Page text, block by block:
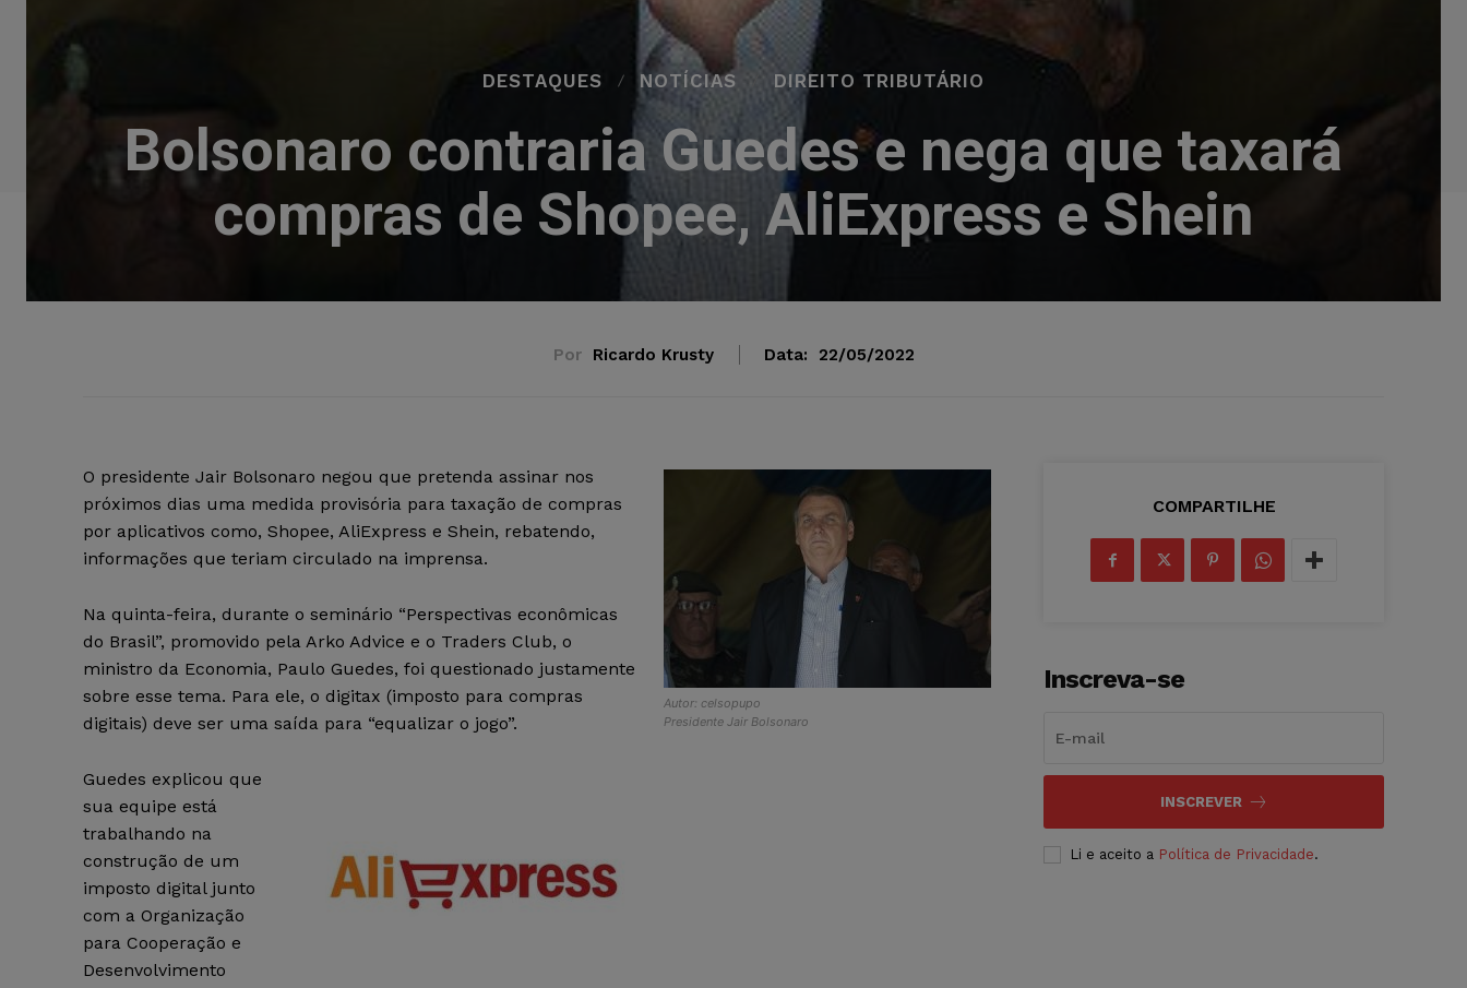
DESTAQUES NOTÍCIAS DIREITO TRIBUTÁRIO
Bolsonaro contraria Guedes e nega que taxará
compras de Shopee, AliExpress e Shein
Por Ricardo Krusty Data: 22/05/2022
Autor: celsopupo
Presidente Jair Bolsonaro
O presidente Jair Bolsonaro negou que pretenda assinar nos
próximos dias uma medida provisória para taxação de compras
por aplicativos como, Shopee, AliExpress e Shein, rebatendo,
informações que teriam circulado na imprensa.
Na quinta-feira, durante o seminário “Perspectivas econômicas
do Brasil”, promovido pela Arko Advice e o Traders Club, o
ministro da Economia, Paulo Guedes, foi questionado justamente
sobre esse tema. Para ele, o digitax (imposto para compras
digitais) deve ser uma saída para “equalizar o jogo”.
Guedes explicou que
sua equipe está
trabalhando na
construção de um
imposto digital junto
com a Organização
para Cooperação e
Desenvolvimento
COMPARTILHE
Inscreva-se
INSCREVER
Li e aceito a Política de Privacidade.